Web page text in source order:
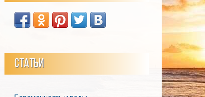
СТАТЬИ